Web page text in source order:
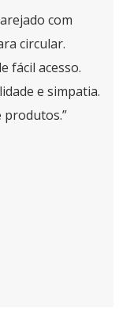
com
circular.
fácil acesso.
e simpatia.
produtos.”